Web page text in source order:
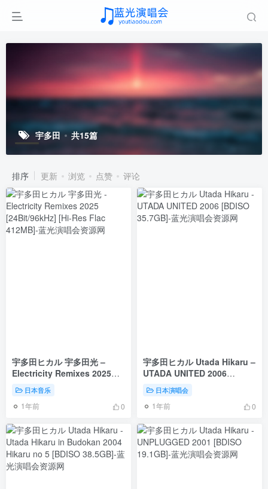
宇多田 共15篇
排序 更新 浏览 点赞 评论
宇多田ヒカル 宇多田光 –
Electricity Remixes 2025
[24Bit/96kHz] [Hi-Res Flac
412MB]
日本音乐
1年前 0
宇多田ヒカル Utada Hikaru –
UTADA UNITED 2006
[BDISO 35.7GB]
日本演唱会
1年前 0